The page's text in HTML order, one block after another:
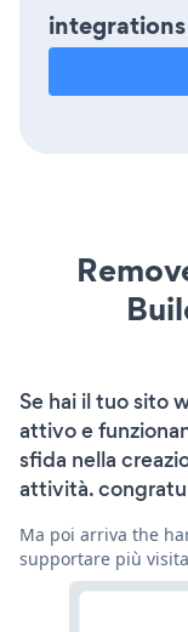
Se hai il tuo sito
attivo e
sfida nella
attività.
Ma poi arriva the
supportare più